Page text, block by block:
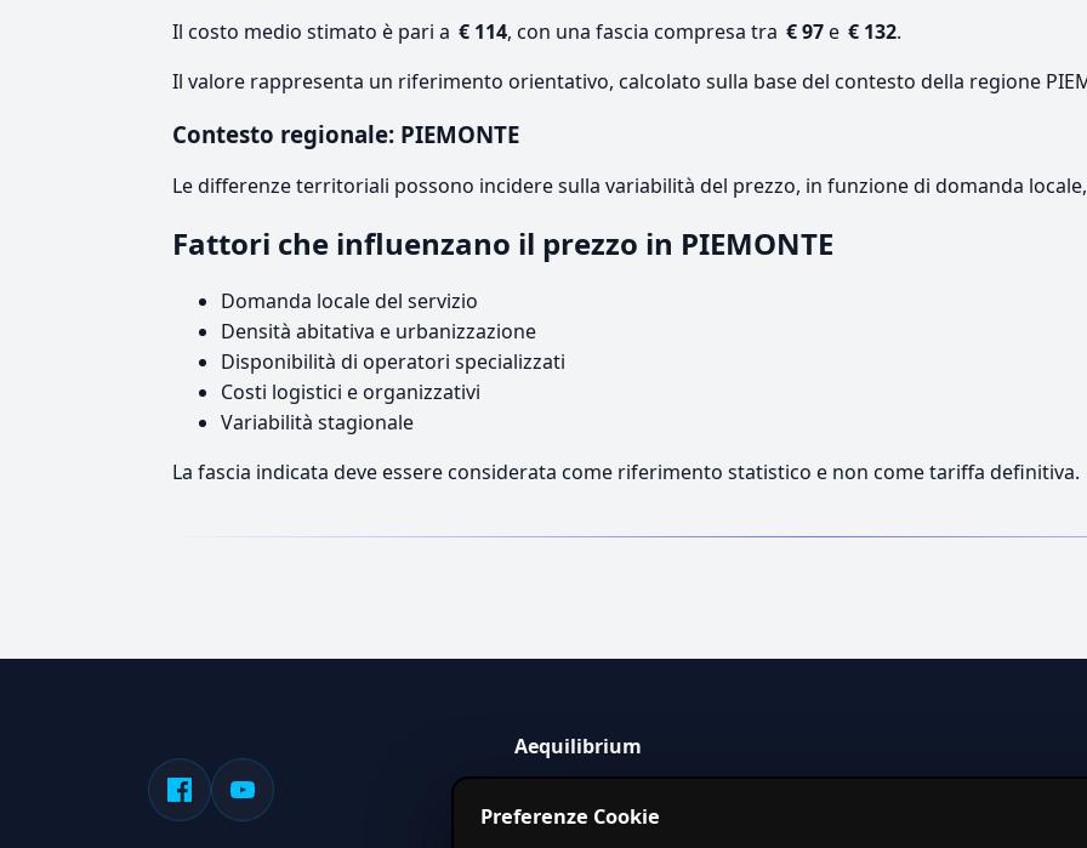
Il costo medio stimato è pari a € 114, con una fascia compresa tra € 97e € 132.
Il valore rappresenta un riferimento orientativo, calcolato sulla base del contesto della regione
Contesto regionale: PIEMONTE
Le differenze territoriali possono incidere sulla variabilità del prezzo, in funzione di domanda
Fattori che influenzano il prezzo in PIEMONTE
Domanda locale del servizio
Densità abitativa e urbanizzazione
Disponibilità di operatori specializzati
Costi logistici e organizzativi
Variabilità stagionale
La fascia indicata deve essere considerata come riferimento statistico e non come tariffa definitiva.
Aequilibrium
servizi in Italia.
Preferenze Cookie